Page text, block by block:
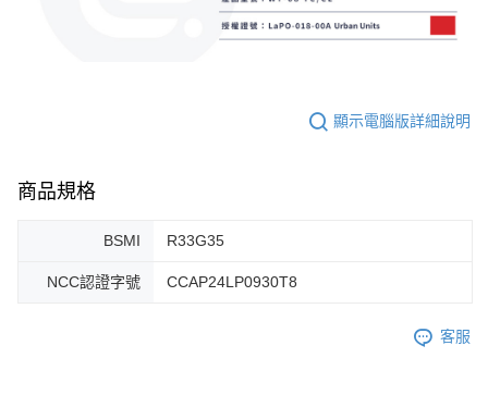
顯示電腦版詳細說明
商品規格
BSMI R33G35
NCC認證字號 CCAP24LP0930T8
客服